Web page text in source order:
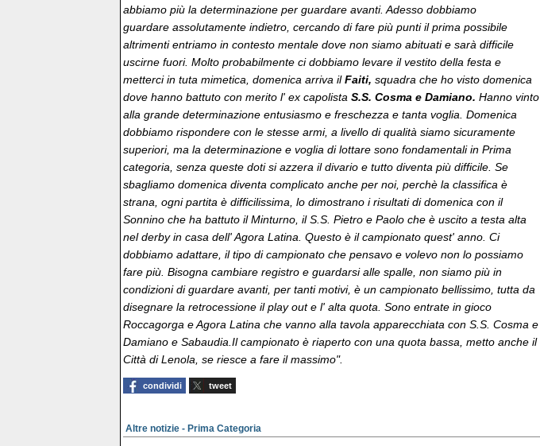
abbiamo più la determinazione per guardare avanti. Adesso dobbiamo
guardare assolutamente indietro, cercando di fare più punti il prima possibile
altrimenti entriamo in contesto mentale dove non siamo abituati e sarà difficile
uscirne fuori. Molto probabilmente ci dobbiamo levare il vestito della festa e
metterci in tuta mimetica, domenica arriva ilFaiti, squadra che ho visto domenica
dove hanno battuto con merito l' ex capolista S.S. Cosma e Damiano. Hanno vinto
alla grande determinazione entusiasmo e freschezza e tanta voglia. Domenica
dobbiamo rispondere con le stesse armi, a livello di qualità siamo sicuramente
superiori, ma la determinazione e voglia di lottare sono fondamentali in Prima
categoria, senza queste doti si azzera il divario e tutto diventa più difficile. Se
sbagliamo domenica diventa complicato anche per noi, perchè la classifica è
strana, ogni partita è difficilissima, lo dimostrano i risultati di domenica con il
Sonnino che ha battuto il Minturno, il S.S. Pietro e Paolo che è uscito a testa alta
nel derby in casa dell' Agora Latina. Questo è il campionato quest' anno. Ci
dobbiamo adattare, il tipo di campionato che pensavo e volevo non lo possiamo
fare più. Bisogna cambiare registro e guardarsi alle spalle, non siamo più in
condizioni di guardare avanti, per tanti motivi, è un campionato bellissimo, tutta da
disegnare la retrocessione il play out e l' alta quota. Sono entrate in gioco
Roccagorga e Agora Latina che vanno alla tavola apparecchiata con S.S. Cosma e
Damiano e Sabaudia.Il campionato è riaperto con una quota bassa, metto anche il
Città di Lenola, se riesce a fare il massimo".
condividi tweet
Altre notizie - Prima Categoria